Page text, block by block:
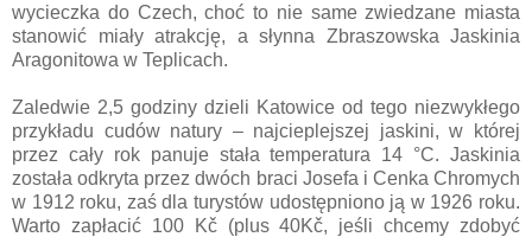
wycieczka do Czech, choć to nie same zwiedzane miasta
stanowić miały atrakcję, a słynna Zbraszowska Jaskinia
Aragonitowa w Teplicach.
Zaledwie 2,5 godziny dzieli Katowice od tego niezwykłego
przykładu cudów natury – najcieplejszej jaskini, w której
przez cały rok panuje stała temperatura 14 °C. Jaskinia
została odkryta przez dwóch braci Josefa i Cenka Chromych
w 1912 roku, zaś dla turystów udostępniono ją w 1926 roku.
Warto zapłacić 100 Kč (plus 40Kč, jeśli chcemy zdobyć